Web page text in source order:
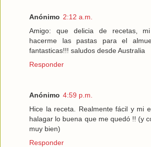
Anónimo 2:12 a.m.
Amigo: que delicia de recetas,
hacerme las pastas para el
fantasticas!!! saludos desde Australia
Responder
Anónimo 4:59 p.m.
Hice la receta. Realmente fácil y mi
halagar lo buena que me quedó !! (y
muy bien)
Responder